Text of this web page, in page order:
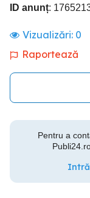
ID anunț:
Vizualizări: 0
Raportează
Pentru a